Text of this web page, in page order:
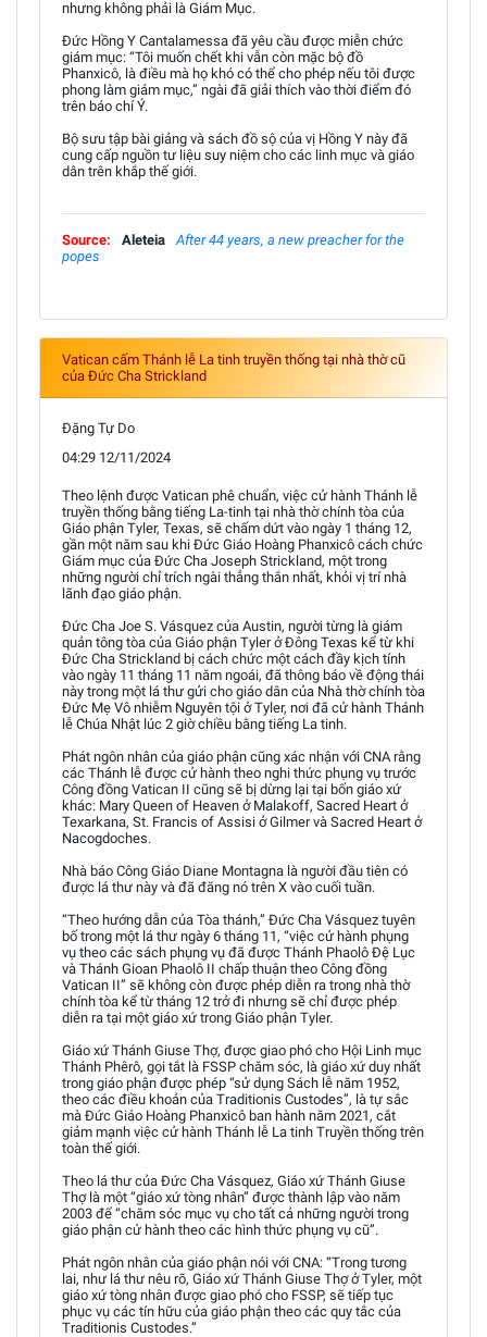
nhưng không phải là Giám Mục.
Đức Hồng Y Cantalamessa đã yêu cầu được miễn chức
giám mục: “Tôi muốn chết khi vẫn còn mặc bộ đồ
Phanxicô, là điều mà họ khó có thể cho phép nếu tôi được
phong làm giám mục,” ngài đã giải thích vào thời điểm đó
trên báo chí Ý.
Bộ sưu tập bài giảng và sách đồ sộ của vị Hồng Y này đã
cung cấp nguồn tư liệu suy niệm cho các linh mục và giáo
dân trên khắp thế giới.
Source: Aleteia
After 44 years, a new preacher for the
popes
Vatican cấm Thánh lễ La tinh truyền thống tại nhà thờ cũ
của Đức Cha Strickland
Đặng Tự Do
04:29 12/11/2024
Theo lệnh được Vatican phê chuẩn, việc cử hành Thánh lễ
truyền thống bằng tiếng La-tinh tại nhà thờ chính tòa của
Giáo phận Tyler, Texas, sẽ chấm dứt vào ngày 1 tháng 12,
gần một năm sau khi Đức Giáo Hoàng Phanxicô cách chức
Giám mục của Đức Cha Joseph Strickland, một trong
những người chỉ trích ngài thẳng thắn nhất, khỏi vị trí nhà
lãnh đạo giáo phận.
Đức Cha Joe S. Vásquez của Austin, người từng là giám
quản tông tòa của Giáo phận Tyler ở Đông Texas kể từ khi
Đức Cha Strickland bị cách chức một cách đầy kịch tính
vào ngày 11 tháng 11 năm ngoái, đã thông báo về động thái
này trong một lá thư gửi cho giáo dân của Nhà thờ chính tòa
Đức Mẹ Vô nhiễm Nguyên tội ở Tyler, nơi đã cử hành Thánh
lễ Chúa Nhật lúc 2 giờ chiều bằng tiếng La tinh.
Phát ngôn nhân của giáo phận cũng xác nhận với CNA rằng
các Thánh lễ được cử hành theo nghi thức phụng vụ trước
Công đồng Vatican II cũng sẽ bị dừng lại tại bốn giáo xứ
khác: Mary Queen of Heaven ở Malakoff, Sacred Heart ở
Texarkana, St. Francis of Assisi ở Gilmer và Sacred Heart ở
Nacogdoches.
Nhà báo Công Giáo Diane Montagna là người đầu tiên có
được lá thư này và đã đăng nó trên X vào cuối tuần.
“Theo hướng dẫn của Tòa thánh,” Đức Cha Vásquez tuyên
bố trong một lá thư ngày 6 tháng 11, “việc cử hành phụng
vụ theo các sách phụng vụ đã được Thánh Phaolô Đệ Lục
và Thánh Gioan Phaolô II chấp thuận theo Công đồng
Vatican II” sẽ không còn được phép diễn ra trong nhà thờ
chính tòa kể từ tháng 12 trở đi nhưng sẽ chỉ được phép
diễn ra tại một giáo xứ trong Giáo phận Tyler.
Giáo xứ Thánh Giuse Thợ, được giao phó cho Hội Linh mục
Thánh Phêrô, gọi tắt là FSSP chăm sóc, là giáo xứ duy nhất
trong giáo phận được phép “sử dụng Sách lễ năm 1952,
theo các điều khoản của Traditionis Custodes”, là tự sắc
mà Đức Giáo Hoàng Phanxicô ban hành năm 2021, cắt
giảm mạnh việc cử hành Thánh lễ La tinh Truyền thống trên
toàn thế giới.
Theo lá thư của Đức Cha Vásquez, Giáo xứ Thánh Giuse
Thợ là một “giáo xứ tòng nhân” được thành lập vào năm
2003 để “chăm sóc mục vụ cho tất cả những người trong
giáo phận cử hành theo các hình thức phụng vụ cũ”.
Phát ngôn nhân của giáo phận nói với CNA: “Trong tương
lai, như lá thư nêu rõ, Giáo xứ Thánh Giuse Thợ ở Tyler, một
giáo xứ tòng nhân được giao phó cho FSSP, sẽ tiếp tục
phục vụ các tín hữu của giáo phận theo các quy tắc của
Traditionis Custodes.”